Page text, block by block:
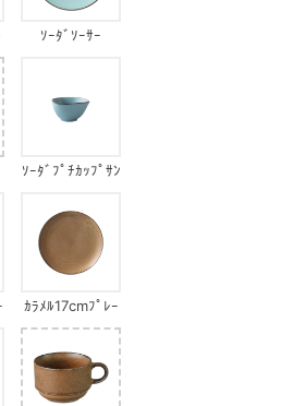
ｿｰﾀﾞｿｰｻｰ
ｿｰﾀﾞﾌﾟﾁｶｯﾌﾟｻﾝ
ｶﾗﾒﾙ17cmﾌﾟﾚｰ
ﾄ